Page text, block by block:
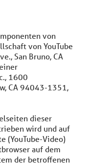
von
von YouTube
San Bruno, CA
1600
CA 94043-1351,
dieser
wird und auf
(YouTube-Video)
auf dem
der betroffenen